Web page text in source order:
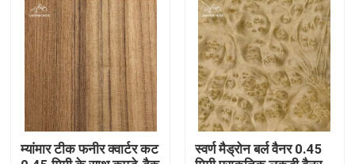
म्यांमार टीक फनीर क्वार्टर कट
स्वर्ण मैड्रोन बर्ल वैनर 0.45